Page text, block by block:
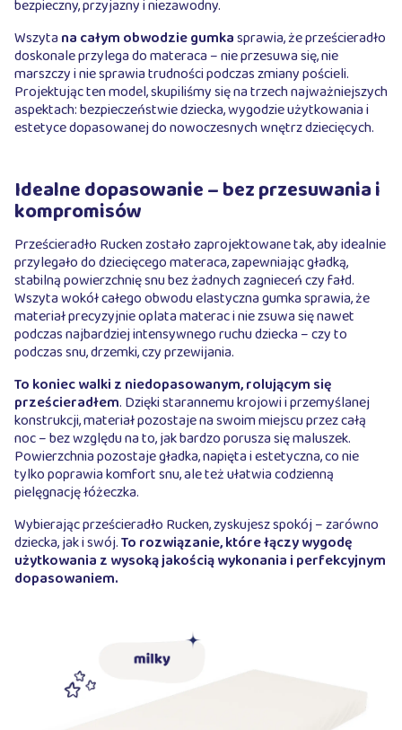
bezpieczny, przyjazny i niezawodny.
Wszyta na całym obwodzie gumkasprawia, że prześcieradło
doskonale przylega do materaca – nie przesuwa się, nie
marszczy i nie sprawia trudności podczas zmiany pościeli.
Projektując ten model, skupiliśmy się na trzech najważniejszych
aspektach: bezpieczeństwie dziecka, wygodzie użytkowania i
estetyce dopasowanej do nowoczesnych wnętrz dziecięcych.
Idealne dopasowanie – bez przesuwania i
kompromisów
Prześcieradło Rucken zostało zaprojektowane tak, aby idealnie
przylegało do dziecięcego materaca, zapewniając gładką,
stabilną powierzchnię snu bez żadnych zagnieceń czy fałd.
Wszyta wokół całego obwodu elastyczna gumka sprawia, że
materiał precyzyjnie oplata materac i nie zsuwa się nawet
podczas najbardziej intensywnego ruchu dziecka – czy to
podczas snu, drzemki, czy przewijania.
To koniec walki z niedopasowanym, rolującym się
prześcieradłem. Dzięki starannemu krojowi i przemyślanej
konstrukcji, materiał pozostaje na swoim miejscu przez całą
noc – bez względu na to, jak bardzo porusza się maluszek.
Powierzchnia pozostaje gładka, napięta i estetyczna, co nie
tylko poprawia komfort snu, ale też ułatwia codzienną
pielęgnację łóżeczka.
Wybierając prześcieradło Rucken, zyskujesz spokój – zarówno
dziecka, jak i swój.To rozwiązanie, które łączy wygodę
użytkowania z wysoką jakością wykonania i perfekcyjnym
dopasowaniem.